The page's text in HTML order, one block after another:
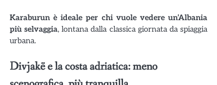
Karaburun è ideale per chi vuole vedere un’Albania
più selvaggia, lontana dalla classica giornata da spiaggia
urbana.
Divjakë e la costa adriatica: meno